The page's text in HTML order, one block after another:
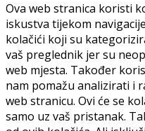
Ova web stranica koristi
iskustva tijekom
kolačići koji su
vaš preglednik jer su
web mjesta. Također
nam pomažu analizirati i
web stranicu. Ovi će se
samo uz vaš pristanak.